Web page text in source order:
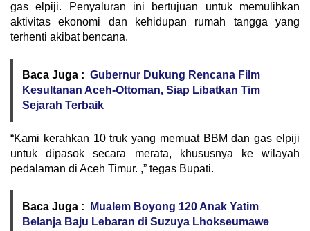
gas elpiji. Penyaluran ini bertujuan untuk memulihkan
aktivitas ekonomi dan kehidupan rumah tangga yang
terhenti akibat bencana.
Baca Juga : Gubernur Dukung Rencana Film
Kesultanan Aceh-Ottoman, Siap Libatkan Tim
Sejarah Terbaik
“Kami kerahkan 10 truk yang memuat BBM dan gas elpiji
untuk dipasok secara merata, khususnya ke wilayah
pedalaman di Aceh Timur. ,” tegas Bupati.
Baca Juga :
Mualem Boyong 120 Anak Yatim
Belanja Baju Lebaran di Suzuya Lhokseumawe